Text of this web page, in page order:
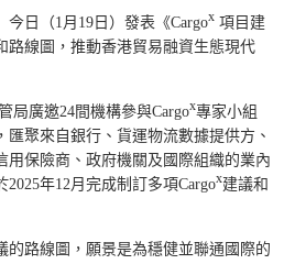
日（1月19日）發表《Cargox 項目建
路線圖，推動香港貿易融資生態現代
局廣邀24間機構參與Cargox專家小組
匯聚來自銀行、貨運物流數據提供方、
用保險商、政府機關及國際組織的業內
年12月完成制訂多項Cargox建議和
的路線圖，願景是為穩健並聯通國際的